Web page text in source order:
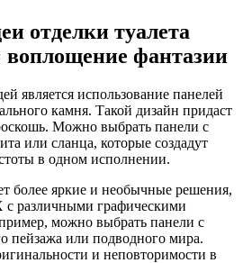
отделки туалета
фантазии
является использование панелей
камня. Такой дизайн придаст
Можно выбрать панели с
или сланца, которые создадут
в одном исполнении.
более яркие и необычные решения,
различными графическими
можно выбрать панели с
пейзажа или подводного мира.
и неповторимости в